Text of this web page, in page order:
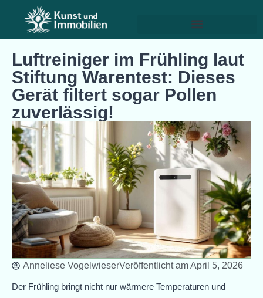
Luftreiniger im Frühling laut
Stiftung Warentest: Dieses
Gerät filtert sogar Pollen
zuverlässig!
Anneliese VogelwieserVeröffentlicht amApril 5, 2026
Der Frühling bringt nicht nur wärmere Temperaturen und